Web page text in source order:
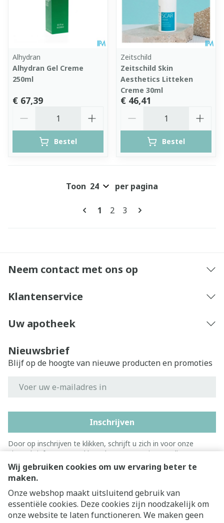
Wij gebruiken cookies om uw ervaring beter te
maken.
Onze webshop maakt uitsluitend gebruik van
essentiële cookies. Deze cookies zijn noodzakelijk om
onze website te laten functioneren. We maken geen
Alhydran
Alhydran Gel Creme
250ml
€ 67,39
Bestel
Zeitschild
Zeitschild Skin
Aesthetics Litteken
Creme 30ml
€ 46,41
Bestel
Pagina's
U lees momenteel pagina
1 Pagina
2 Pagina
3
Toon per pagina
Neem contact met ons op
Klantenservice
Uw apotheek
Nieuwsbrief
Blijf op de hoogte van nieuwe producten en promoties
Inschrijven
Door op inschrijven te klikken, schrijft u zich in voor onze
nieuwsbrief en gaat u akkoord met onzeprivacy policy.